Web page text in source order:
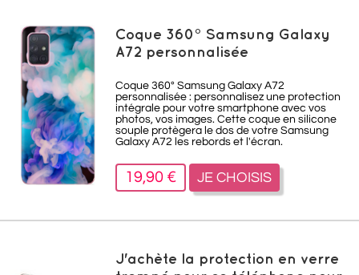
Coque 360° Samsung Galaxy
A72 personnalisée
Coque 360° Samsung Galaxy A72
personnalisée : personnalisez une protection
intégrale pour votre smartphone avec vos
photos, vos images. Cette coque en silicone
souple protègera le dos de votre Samsung
Galaxy A72 les rebords et l'écran.
19,90 € JE CHOISIS
J'achète la protection en verre